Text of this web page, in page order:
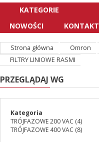
KATEGORIE
NOWOŚCI
KONTAKT
Strona główna Omron
FILTRY LINIOWE RASMI
PRZEGLĄDAJ WG
Kategoria
TRÓJFAZOWE 200 VAC (4)
TRÓJFAZOWE 400 VAC (8)